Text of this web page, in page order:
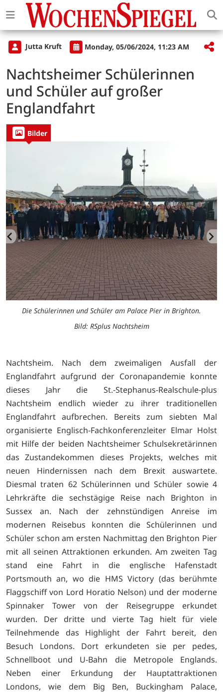
Jutta Kruft Monday, 05/06/2024, 11:23 AM
Nachtsheimer Schülerinnen
und Schüler auf großer
Englandfahrt
Bilder
Die Schülerinnen und Schüler am Palace Pier in Brighton.
Bild: RSplus Nachtsheim
Nachtsheim. Nach dem zweimaligen Ausfall der
Englandfahrt aufgrund der Coronapandemie konnte
dieses Jahr die St.-Stephanus-Realschule-plus
Nachtsheim endlich wieder zu ihrer traditionellen
Englandfahrt aufbrechen. Bereits zum siebten Mal
organisierte Englisch-Fachkonferenzleiter Elmar Holst
mit Hilfe der beiden Nachtsheimer Schulsekretärinnen
das Zustandekommen dieses Projekts, welches mit
neuen Hindernissen nach dem Brexit auswartete.
Diesmal traten 62 Schülerinnen und Schüler sowie 4
Lehrkräfte die sechstägige Reise nach Brighton in
Sussex an. Nach der zehnstündigen Anreise im
modernen Reisebus konnten die Schülerinnen und
Schüler schon am ersten Nachmittag den Brighton Pier
mit all seinen Attraktionen erkunden. Am zweiten Tag
stand eine Fahrt in die englische Hafenstadt
Portsmouth an, wo die HMS Victory (das berühmte
Flaggschiff von Lord Horatio Nelson) und der moderne
Spinnaker Tower von der Reisegruppe erkundet
wurden. Der dritte und vierte Tag hielt für viele
Teilnehmende das Highlight der Fahrt bereit, den
Besuch Londons. Dort erkundeten sie per pedes,
Schnellboot und U-Bahn die Metropole Englands.
Neben einer Erkundung der Hauptattraktionen
Londons, wie dem Big Ben, Buckingham Palace,